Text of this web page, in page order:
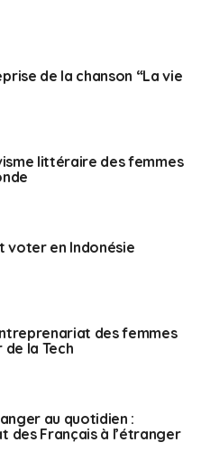
de la chanson “La vie
littéraire des femmes
voter en Indonésie
des femmes
de la Tech
au quotidien :
des Français à l’étranger